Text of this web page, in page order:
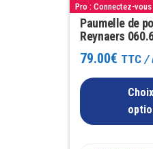
Pro : Connectez-vous
Paumelle de
Reynaers
79.00€ TTC /
variations.
Les
options
peuvent
être
sur